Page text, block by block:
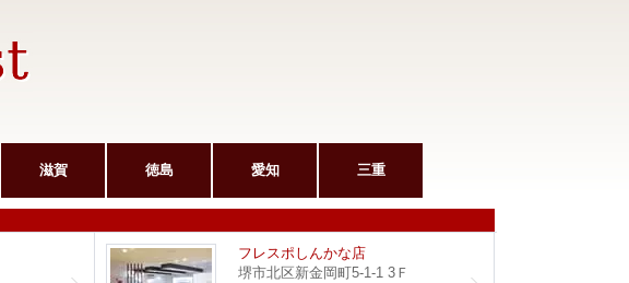
滋賀 徳島 愛知 三重
和泉府中駅前店
フレスポしんかな店
堺市北区新金岡町5-1-1 3Ｆ